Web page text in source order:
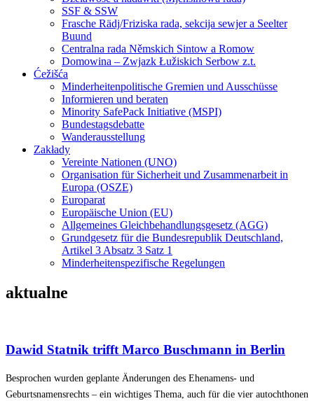
SSF & SSW
Frasche Rädj/Friziska rada, sekcija sewjer a Seelter
Buund
Centralna rada Němskich Sintow a Romow
Domowina – Zwjazk Łužiskich Serbow z.t.
Ćežišća
Minderheitenpolitische Gremien und Ausschüsse
Informieren und beraten
Minority SafePack Initiative (MSPI)
Bundestagsdebatte
Wanderausstellung
Zakłady
Vereinte Nationen (UNO)
Organisation für Sicherheit und Zusammenarbeit in
Europa (OSZE)
Europarat
Europäische Union (EU)
Allgemeines Gleichbehandlungsgesetz (AGG)
Grundgesetz für die Bundesrepublik Deutschland,
Artikel 3 Absatz 3 Satz 1
Minderheitenspezifische Regelungen
aktualne
Dawid Statnik trifft Marco Buschmann in Berlin
Besprochen wurden geplante Änderungen des Ehenamens- und
Geburtsnamensrechts – ein wichtiges Thema, auch für die vier autochthonen